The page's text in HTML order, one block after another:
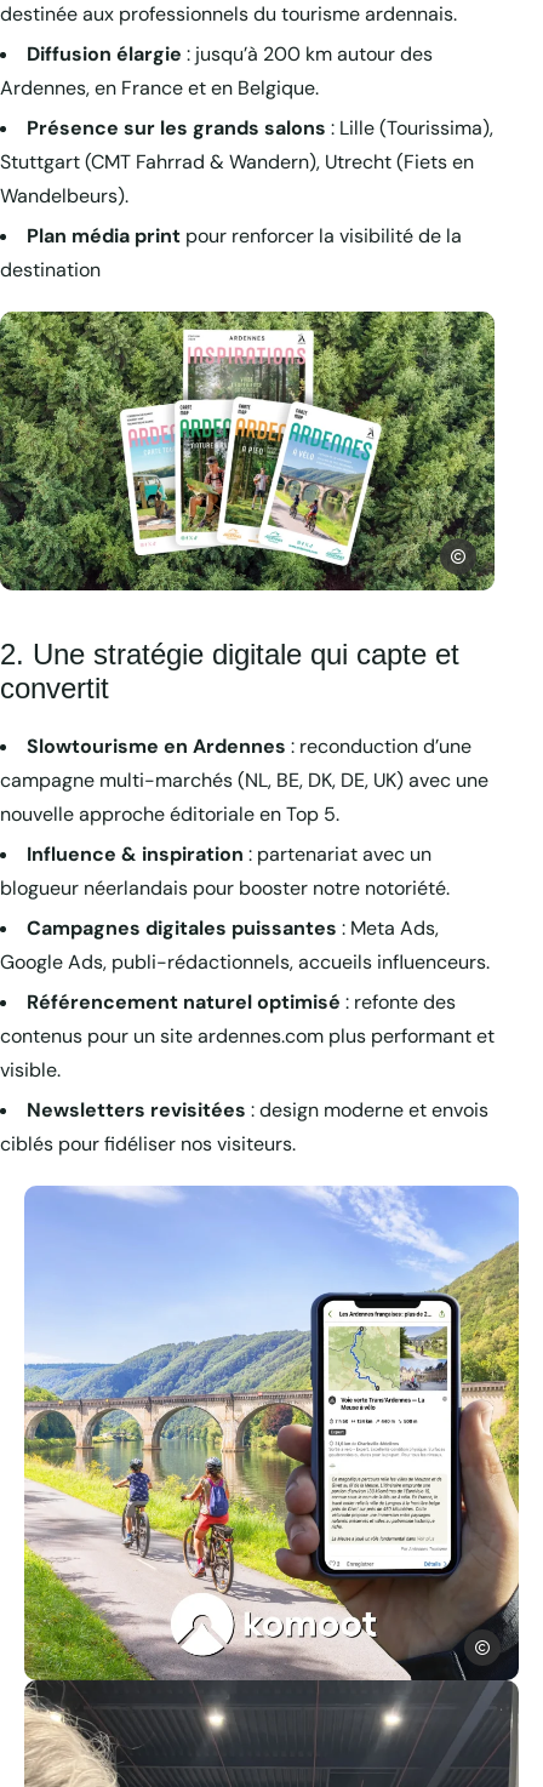
destinée aux professionnels du tourisme ardennais.
Diffusion élargie : jusqu’à 200 km autour des
Ardennes, en France et en Belgique.
Présence sur les grands salons : Lille (Tourissima),
Stuttgart (CMT Fahrrad & Wandern), Utrecht (Fiets en
Wandelbeurs).
Plan média print pour renforcer la visibilité de la
destination
photos montage des brochures 2026 de l, © ADTA
ADTA
2. Une stratégie digitale qui capte et
convertit
Slowtourisme en Ardennes : reconduction d’une
campagne multi-marchés (NL, BE, DK, DE, UK) avec une
nouvelle approche éditoriale en Top 5.
Influence & inspiration : partenariat avec un
blogueur néerlandais pour booster notre notoriété.
Campagnes digitales puissantes : Meta Ads,
Google Ads, publi-rédactionnels, accueils influenceurs.
Référencement naturel optimisé : refonte des
contenus pour un site ardennes.com plus performant et
visible.
Newsletters revisitées : design moderne et envois
ciblés pour fidéliser nos visiteurs.
montage photo pour la campagne Komoot 2025 pour les
ADTA